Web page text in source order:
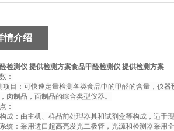
情介绍
检测仪 提供检测方案食品甲醛检测仪 提供检测方案
：
项目：可快速定量检测各类食品中的甲醛的含量，仪
肉制品，面制品的综合类型仪器。
：
成：由主机、样品前处理器具和试剂盒等构成，适于
统：采用进口超高亮发光二极管，光源和检测器采用